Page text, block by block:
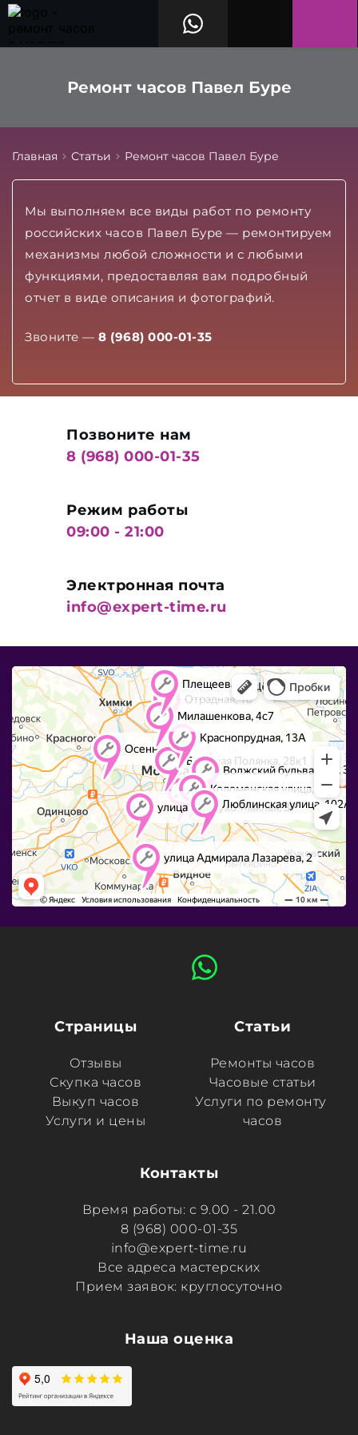
Ремонт часов Павел Буре
Главная Статьи Ремонт часов Павел Буре
Мы выполняем все виды работ по ремонту
российских часов Павел Буре — ремонтируем
механизмы любой сложности и с любыми
функциями, предоставляя вам подробный
отчет в виде описания и фотографий.
Звоните — 8 (968) 000-01-35
Позвоните нам
8 (968) 000-01-35
Режим работы
09:00 - 21:00
Электронная почта
info@expert-time.ru
Страницы
Отзывы
Скупка часов
Выкуп часов
Услуги и цены
Статьи
Ремонты часов
Часовые статьи
Услуги по ремонту
часов
Контакты
Время работы: с 9.00 - 21.00
8 (968) 000-01-35
info@expert-time.ru
Все адреса мастерских
Прием заявок: круглосуточно
Наша оценка